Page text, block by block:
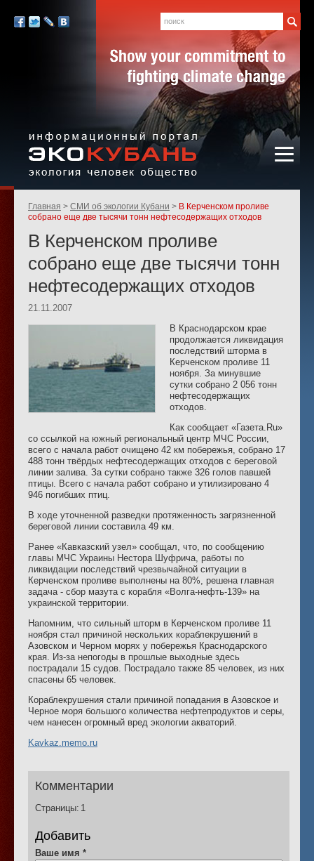
«ЭКО-КУБАНЬ»
человек,
общество
Родительские
страницы:
Главная СМИ об экологии Кубани
В Керченском проливе
собрано еще две тысячи тонн нефтесодержащих отходов
В Керченском проливе
собрано еще две тысячи тонн
нефтесодержащих отходов
21.11.2007
В Краснодарском крае
продолжается ликвидация
последствий шторма в
Керченском проливе 11
ноября. За минувшие
сутки собрано 2 056 тонн
нефтесодержащих
отходов.
Как сообщает «Газета.Ru»
со ссылкой на южный региональный центр МЧС России,
всего с начала работ очищено 42 км побережья, собрано 17
488 тонн твёрдых нефтесодержащих отходов с береговой
линии залива. За сутки собрано также 326 голов павшей
птицы. Всего с начала работ собрано и утилизировано 4
946 погибших птиц.
В ходе уточненной разведки протяженность загрязненной
береговой линии составила 49 км.
Ранее «Кавказский узел» сообщал, что, по сообщению
главы МЧС Украины Нестора Шуфрича, работы по
ликвидации последствий чрезвычайной ситуации в
Керченском проливе выполнены на 80%, решена главная
задача - сбор мазута с корабля «Волга-нефть-139» на
украинской территории.
Напомним, что сильный шторм в Керченском проливе 11
ноября стал причиной нескольких кораблекрушений в
Азовском и Черном морях у побережья Краснодарского
края. Из-за непогоды в прошлые выходные здесь
пострадали 15 судов. Пострадало также 85 человек, из них
спасены 65 человек.
Кораблекрушения стали причиной попадания в Азовское и
Черное моря большого количества нефтепродуктов и серы,
чем нанесен огромный вред экологии акваторий.
Kavkaz.memo.ru
Комментарии
Страницы: 1
Добавить
Ваше имя *
Мы
Поиск